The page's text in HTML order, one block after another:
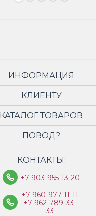
ИНФОРМАЦИЯ
КЛИЕНТУ
КАТАЛОГ ТОВАРОВ
ПОВОД?
КОНТАКТЫ:
+7-903-955-13-20
+7-960-977-11-11
+7-962-789-33-
33